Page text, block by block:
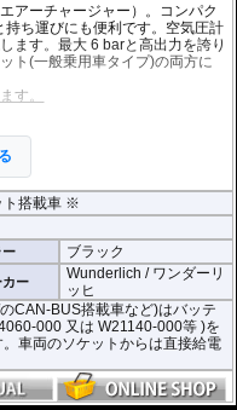
候性プラグ（ヒューズ付き）
トが同梱されています。
ンはすでにCAN-Bus対応設定済
え、-40°Cの低温下でも動作可能
アーチャージャー）。コンパク
持ち運びにも便利です。空気圧計
ます。最大 6 barと高出力を誇り
ト(一般乗用車タイプ)の両方に
す。
ジャーでもAirmanは大活躍しま
合の目安です)
車など)はバッテリー直結のソ
等 )を別途用意する必要が御座い
下さい。
ト搭載車 ※
ー ブラック
カー
Wunderlich / ワンダーリ
ッヒ
CAN-BUS搭載車など)はバッテ
000 又は W21140-000等 )を
車両のソケットからは直接給電